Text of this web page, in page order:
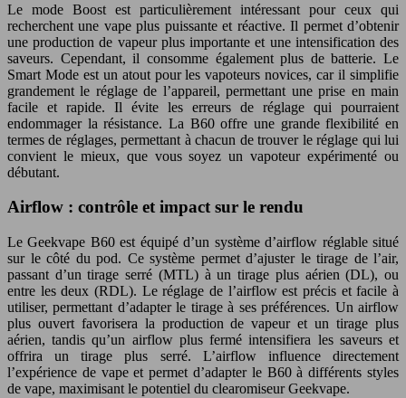
Le mode Boost est particulièrement intéressant pour ceux qui
recherchent une vape plus puissante et réactive. Il permet d’obtenir
une production de vapeur plus importante et une intensification des
saveurs. Cependant, il consomme également plus de batterie. Le
Smart Mode est un atout pour les vapoteurs novices, car il simplifie
grandement le réglage de l’appareil, permettant une prise en main
facile et rapide. Il évite les erreurs de réglage qui pourraient
endommager la résistance. La B60 offre une grande flexibilité en
termes de réglages, permettant à chacun de trouver le réglage qui lui
convient le mieux, que vous soyez un vapoteur expérimenté ou
débutant.
Airflow : contrôle et impact sur le rendu
Le Geekvape B60 est équipé d’un système d’airflow réglable situé
sur le côté du pod. Ce système permet d’ajuster le tirage de l’air,
passant d’un tirage serré (MTL) à un tirage plus aérien (DL), ou
entre les deux (RDL). Le réglage de l’airflow est précis et facile à
utiliser, permettant d’adapter le tirage à ses préférences. Un airflow
plus ouvert favorisera la production de vapeur et un tirage plus
aérien, tandis qu’un airflow plus fermé intensifiera les saveurs et
offrira un tirage plus serré. L’airflow influence directement
l’expérience de vape et permet d’adapter le B60 à différents styles
de vape, maximisant le potentiel du clearomiseur Geekvape.